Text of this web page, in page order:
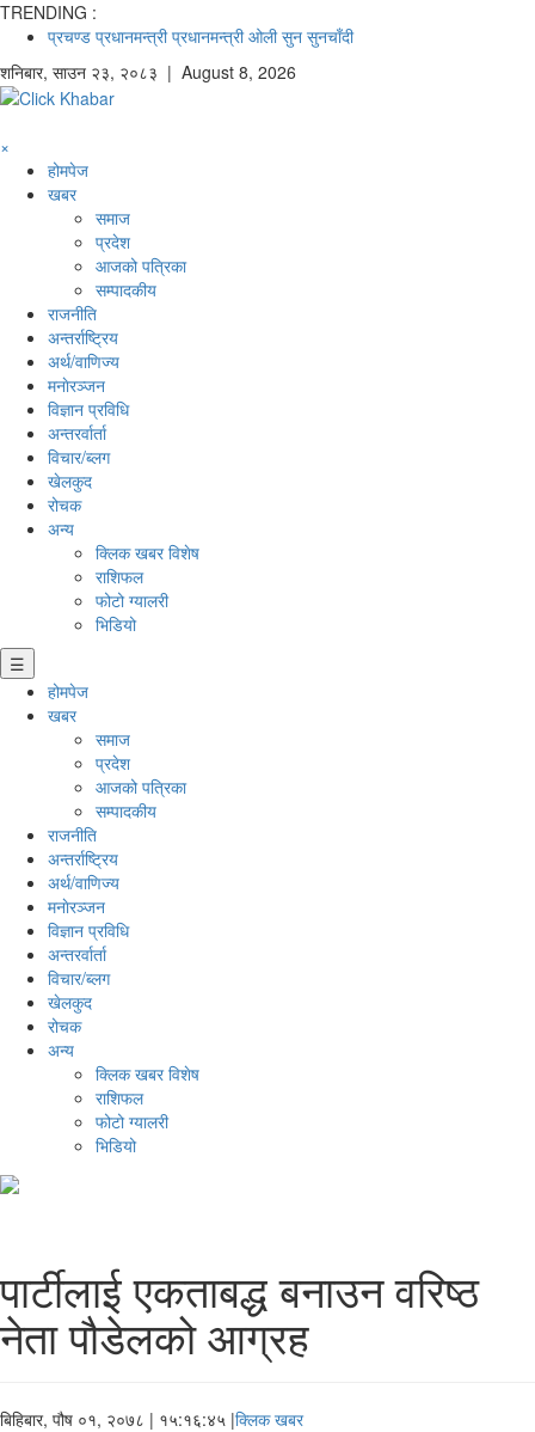
TRENDING :
प्रचण्ड प्रधानमन्त्री प्रधानमन्त्री ओली सुन सुनचाँदी
शनिबार, साउन २३, २०८३ | August 8, 2026
×
होमपेज
खबर
समाज
प्रदेश
आजको पत्रिका
सम्पादकीय
राजनीति
अन्तर्राष्ट्रिय
अर्थ/वाणिज्य
मनाेरञ्जन
विज्ञान प्रविधि
अन्तरर्वार्ता
विचार/ब्लग
खेलकुद
रोचक
अन्य
क्लिक खबर विशेष
राशिफल
फोटो ग्यालरी
भिडियो
☰
होमपेज
खबर
समाज
प्रदेश
आजको पत्रिका
सम्पादकीय
राजनीति
अन्तर्राष्ट्रिय
अर्थ/वाणिज्य
मनाेरञ्जन
विज्ञान प्रविधि
अन्तरर्वार्ता
विचार/ब्लग
खेलकुद
रोचक
अन्य
क्लिक खबर विशेष
राशिफल
फोटो ग्यालरी
भिडियो
पार्टीलाई एकताबद्ध बनाउन वरिष्ठ
नेता पौडेलको आग्रह
बिहिबार, पौष ०१, २०७८ | १५:१६:४५ |क्लिक खबर